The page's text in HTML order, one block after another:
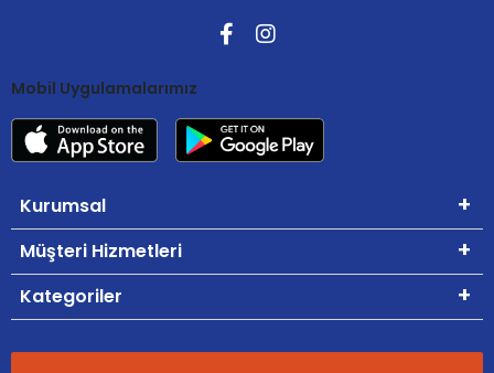
Mobil Uygulamalarımız
Kurumsal
Müşteri Hizmetleri
Kategoriler